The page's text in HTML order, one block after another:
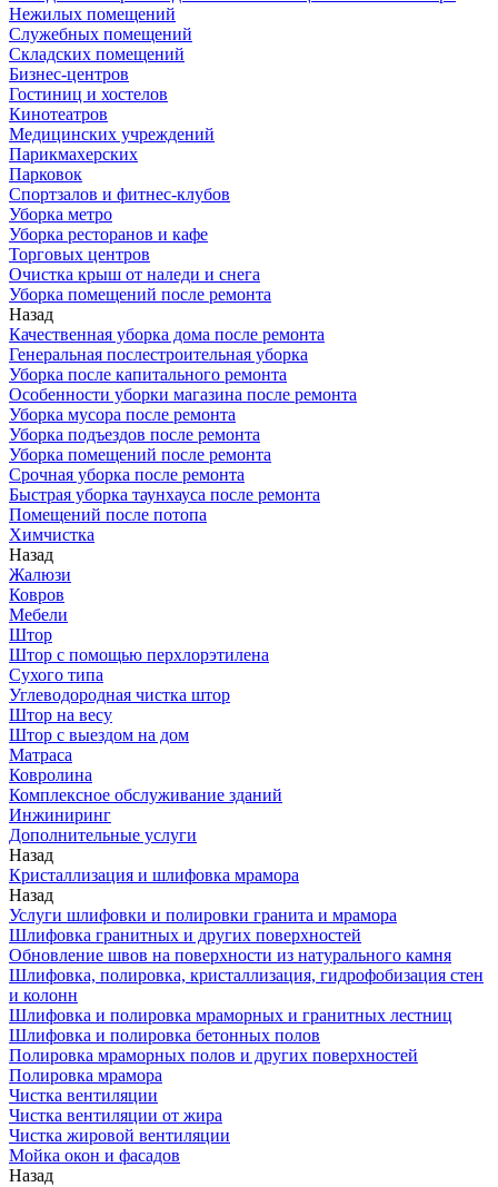
Нежилых помещений
Служебных помещений
Складских помещений
Бизнес-центров
Гостиниц и хостелов
Кинотеатров
Медицинских учреждений
Парикмахерских
Парковок
Спортзалов и фитнес-клубов
Уборка метро
Уборка ресторанов и кафе
Торговых центров
Очистка крыш от наледи и снега
Уборка помещений после ремонта
Назад
Качественная уборка дома после ремонта
Генеральная послестроительная уборка
Уборка после капитального ремонта
Особенности уборки магазина после ремонта
Уборка мусора после ремонта
Уборка подъездов после ремонта
Уборка помещений после ремонта
Срочная уборка после ремонта
Быстрая уборка таунхауса после ремонта
Помещений после потопа
Химчистка
Назад
Жалюзи
Ковров
Мебели
Штор
Штор с помощью перхлорэтилена
Сухого типа
Углеводородная чистка штор
Штор на весу
Штор с выездом на дом
Матраса
Ковролина
Комплексное обслуживание зданий
Инжиниринг
Дополнительные услуги
Назад
Кристаллизация и шлифовка мрамора
Назад
Услуги шлифовки и полировки гранита и мрамора
Шлифовка гранитных и других поверхностей
Обновление швов на поверхности из натурального камня
Шлифовка, полировка, кристаллизация, гидрофобизация стен
и колонн
Шлифовка и полировка мраморных и гранитных лестниц
Шлифовка и полировка бетонных полов
Полировка мраморных полов и других поверхностей
Полировка мрамора
Чистка вентиляции
Чистка вентиляции от жира
Чистка жировой вентиляции
Мойка окон и фасадов
Назад